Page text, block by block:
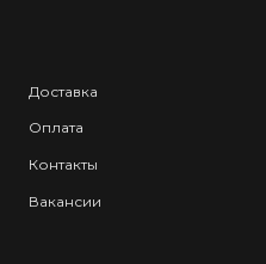
Доставка
Оплата
Контакты
Вакансии